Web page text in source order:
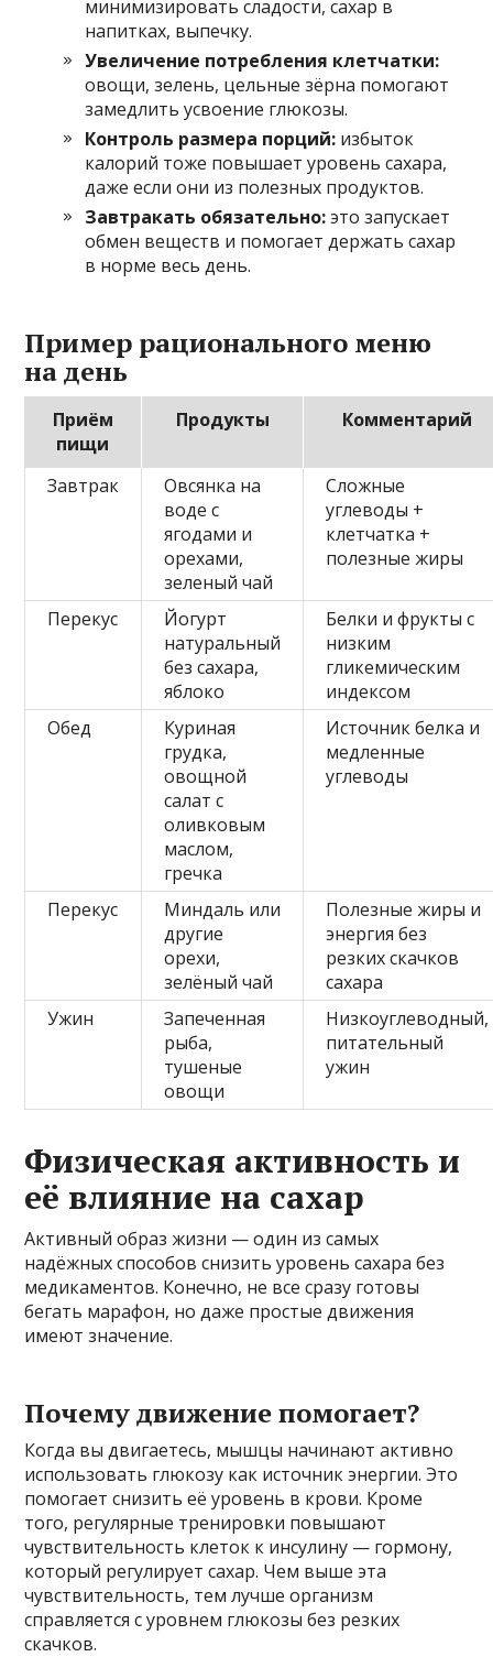
минимизировать сладости, сахар в
напитках, выпечку.
Увеличение потребления клетчатки:
овощи, зелень, цельные зёрна помогают
замедлить усвоение глюкозы.
Контроль размера порций: избыток
калорий тоже повышает уровень сахара,
даже если они из полезных продуктов.
Завтракать обязательно:это запускает
обмен веществ и помогает держать сахар
в норме весь день.
Пример рационального меню
на день
Приём
пищи
Продукты Комментарий
Завтрак
Овсянка на
воде с
ягодами и
орехами,
зеленый чай
Сложные
углеводы +
клетчатка +
полезные жиры
Перекус
Йогурт
натуральный
без сахара,
яблоко
Белки и фрукты с
низким
гликемическим
индексом
Обед
Куриная
грудка,
овощной
салат с
оливковым
маслом,
гречка
Источник белка и
медленные
углеводы
Перекус
Миндаль или
другие
орехи,
зелёный чай
Полезные жиры и
энергия без
резких скачков
сахара
Ужин
Запеченная
рыба,
тушеные
овощи
Низкоуглеводный,
питательный
ужин
Физическая активность и
её влияние на сахар
Активный образ жизни — один из самых
надёжных способов снизить уровень сахара без
медикаментов. Конечно, не все сразу готовы
бегать марафон, но даже простые движения
имеют значение.
Почему движение помогает?
Когда вы двигаетесь, мышцы начинают активно
использовать глюкозу как источник энергии. Это
помогает снизить её уровень в крови. Кроме
того, регулярные тренировки повышают
чувствительность клеток к инсулину — гормону,
который регулирует сахар. Чем выше эта
чувствительность, тем лучше организм
справляется с уровнем глюкозы без резких
скачков.